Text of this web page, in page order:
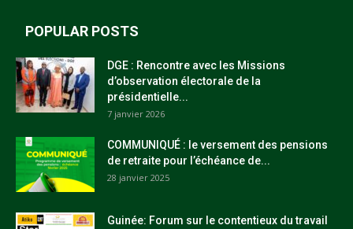
POPULAR POSTS
DGE : Rencontre avec les Missions
d’observation électorale de la
présidentielle...
7 janvier 2026
COMMUNIQUÉ : le versement des pensions
de retraite pour l’échéance de...
28 janvier 2025
Guinée: Forum sur le contentieux du travail